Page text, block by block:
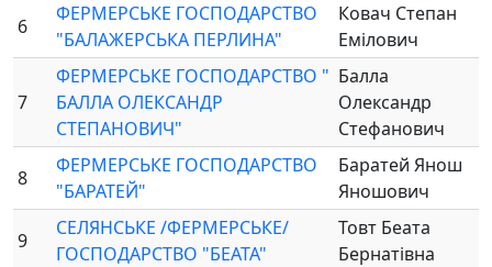
6
ФЕРМЕРСЬКЕ ГОСПОДАРСТВО
"БАЛАЖЕРСЬКА ПЕРЛИНА"
Ковач Степан
Емілович
7
ФЕРМЕРСЬКЕ ГОСПОДАРСТВО "
БАЛЛА ОЛЕКСАНДР
СТЕПАНОВИЧ"
Балла
Олександр
Стефанович
8
ФЕРМЕРСЬКЕ ГОСПОДАРСТВО
"БАРАТЕЙ"
Баратей Янош
Яношович
9
СЕЛЯНСЬКЕ /ФЕРМЕРСЬКЕ/
ГОСПОДАРСТВО "БЕАТА"
Товт Беата
Бернатівна